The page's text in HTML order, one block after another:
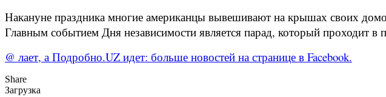
Накануне праздника многие американцы вывешивают на крышах своих
Главным событием Дня независимости является парад, который проходит в
@ лает, а Подробно.UZ идет: больше новостей на странице в Facebook.
Share
Загрузка